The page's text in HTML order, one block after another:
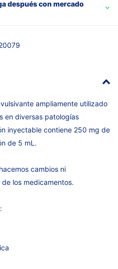
después con mercado
ampliamente utilizado
en diversas patologías
inyectable contiene 250 mg de
de 5 mL.
cambios ni
los medicamentos.